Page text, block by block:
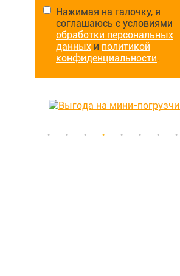
Нажимая на галочку, я
соглашаюсь с условиями
обработки персональных
данных и политикой
конфиденциальности.